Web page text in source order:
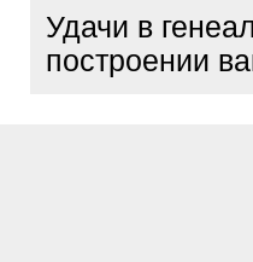
Удачи в
построении